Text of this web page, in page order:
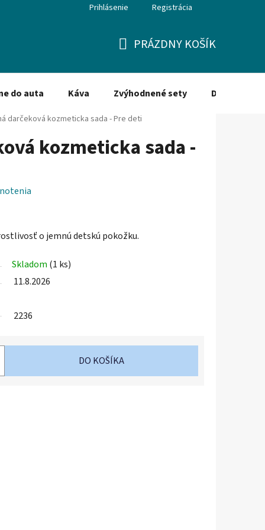
Prihlásenie Registrácia
KOŠÍK
PRÁZDNY KOŠÍK
do auta Káva Zvýhodnené sety Dezinfekcia
darčeková kozmeticka sada - Pre deti
kozmeticka sada -
o jemnú detskú pokožku.
Skladom (1 ks)
11.8.2026
2236
DO KOŠÍKA